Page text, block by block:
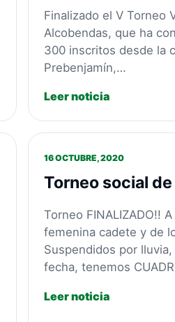
Finalizado el V Torneo
Alcobendas, que ha
300 inscritos desde la
Prebenjamín,…
Leer noticia
16 OCTUBRE, 2020
Torneo social
Torneo FINALIZADO!!
femenina cadete y de
Suspendidos por
fecha, tenemos
Leer noticia